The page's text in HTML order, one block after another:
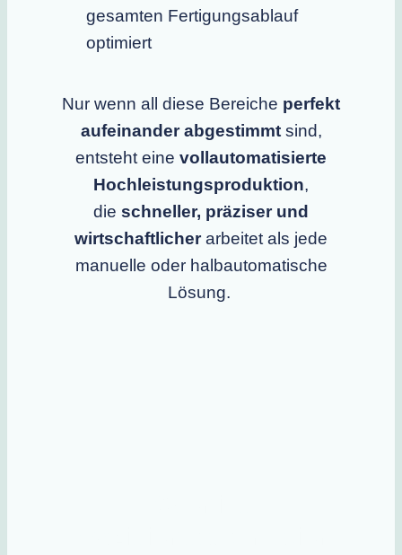
gesamten Fertigungsablauf
optimiert
Nur wenn all diese Bereiche perfekt
aufeinander abgestimmtsind,
entsteht eine vollautomatisierte
Hochleistungsproduktion,
die schneller, präziser und
wirtschaftlicherarbeitet als jede
manuelle oder halbautomatische
Lösung.